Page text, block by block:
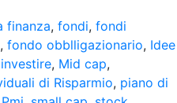
finanza, fondi, fondi
, fondo obblligazionario, Idee
investire, Mid cap,
di Risparmio, piano di